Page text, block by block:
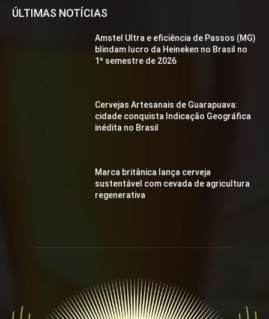
ÚLTIMAS NOTÍCIAS
Amstel Ultra e eficiência de Passos (MG)
blindam lucro da Heineken no Brasil no
1º semestre de 2026
Cervejas Artesanais de Guarapuava:
cidade conquista Indicação Geográfica
inédita no Brasil
Marca britânica lança cerveja
sustentável com cevada de agricultura
regenerativa